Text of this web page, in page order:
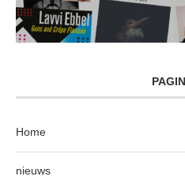
Home
nieuws